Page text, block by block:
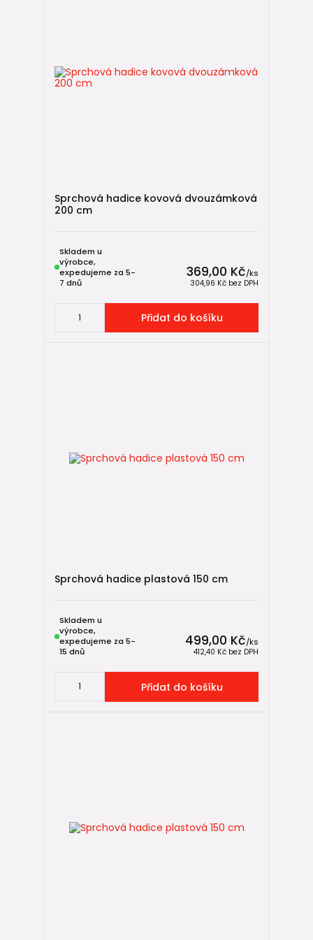
Sprchová hadice kovová dvouzámková
200 cm
369,00 Kč/ks
304,96 Kč bez DPH
Skladem u
výrobce,
expedujeme za 5-
7 dnů
Přidat do košíku
Sprchová hadice plastová 150 cm
499,00 Kč/ks
412,40 Kč bez DPH
Skladem u
výrobce,
expedujeme za 5-
15 dnů
Přidat do košíku